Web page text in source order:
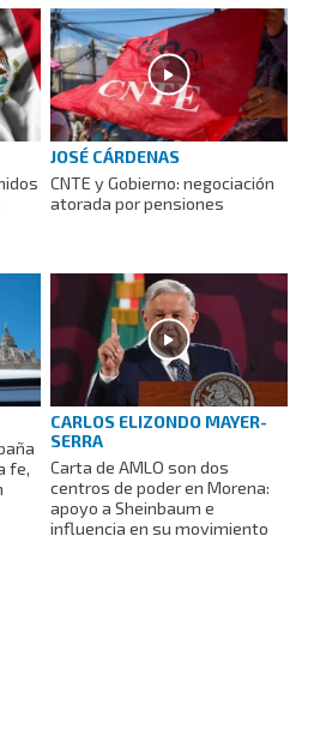
JOSÉ CÁRDENAS
CNTE y Gobierno: negociación
atorada por pensiones
fe,
CARLOS ELIZONDO MAYER-
SERRA
Carta de AMLO son dos
centros de poder en Morena:
apoyo a Sheinbaum e
influencia en su movimiento